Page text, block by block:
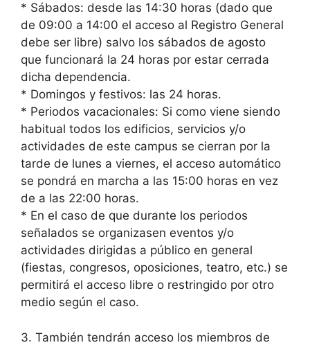
* Sábados: desde las 14:30 horas (dado que
de 09:00 a 14:00 el acceso al Registro General
debe ser libre) salvo los sábados de agosto
que funcionará la 24 horas por estar cerrada
dicha dependencia.
* Domingos y festivos: las 24 horas.
* Periodos vacacionales: Si como viene siendo
habitual todos los edificios, servicios y/o
actividades de este campus se cierran por la
tarde de lunes a viernes, el acceso automático
se pondrá en marcha a las 15:00 horas en vez
de a las 22:00 horas.
* En el caso de que durante los periodos
señalados se organizasen eventos y/o
actividades dirigidas a público en general
(fiestas, congresos, oposiciones, teatro, etc.) se
permitirá el acceso libre o restringido por otro
medio según el caso.
3. También tendrán acceso los miembros de